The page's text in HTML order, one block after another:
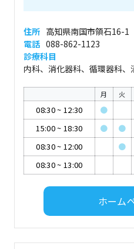
住所 高知県南国市領石16-1
電話 088-862-1123
診療科目
内科、消化器科、循環器科
月 火
08:30~ 12:30 ●
15:00~ 18:30 ● ●
08:30~ 12:00
●
08:30~ 13:00
ホーム